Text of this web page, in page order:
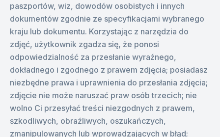
paszportów, wiz, dowodów osobistych i innych
dokumentów zgodnie ze specyfikacjami wybranego
kraju lub dokumentu. Korzystając z narzędzia do
zdjęć, użytkownik zgadza się, że ponosi
odpowiedzialność za przesłanie wyraźnego,
dokładnego i zgodnego z prawem zdjęcia; posiadasz
niezbędne prawa i uprawnienia do przesłania zdjęcia;
zdjęcie nie może naruszać praw osób trzecich; nie
wolno Ci przesyłać treści niezgodnych z prawem,
szkodliwych, obraźliwych, oszukańczych,
zmanipulowanych lub wprowadzających w błąd;